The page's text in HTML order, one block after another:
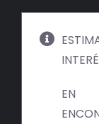
EN